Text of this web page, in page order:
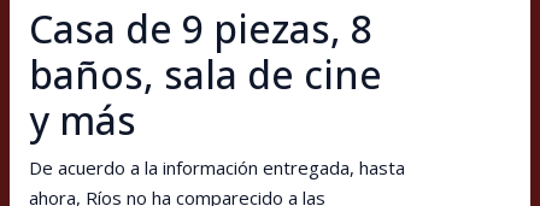
Casa de 9 piezas, 8
baños, sala de cine
y más
De acuerdo a la información entregada, hasta
ahora, Ríos no ha comparecido a las